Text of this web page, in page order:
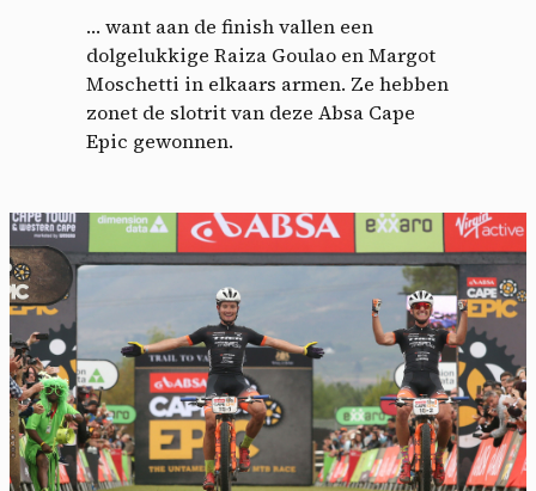
… want aan de finish vallen een
dolgelukkige Raiza Goulao en Margot
Moschetti in elkaars armen. Ze hebben
zonet de slotrit van deze Absa Cape
Epic gewonnen.